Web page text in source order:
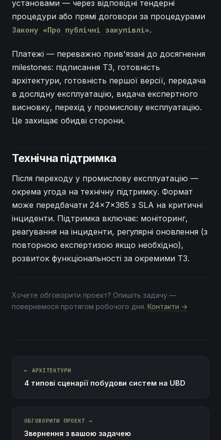
установами — через відповідні тендерні
процедури або прямі договори за процедурами
Закону «Про публічні закупівлі».
Платежі — переважно прив'язані до досягнення
milestones: підписання ТЗ, готовність
архітектури, готовність першої версії, передача
в дослідну експлуатацію, видача експертного
висновку, перехід у промислову експлуатацію.
Це захищає обидві сторони.
Технічна підтримка
Після переходу у промислову експлуатацію —
окрема угода на технічну підтримку. Формат
може передбачати 24×7×365 з SLA на критичні
інциденти. Підтримка включає: моніторинг,
реагування на інциденти, регулярні оновлення (з
повторною експертизою якщо необхідно),
розвиток функціональності за окремими ТЗ.
Хочете обговорити проект? Опишіть задачу —
повернемося протягом робочого дня. Контакти →
← АРХІТЕКТУРИ
4 типові сценарії побудови систем на UBD
ОБГОВОРИТИ ПРОЕКТ →
Звернення з вашою задачею